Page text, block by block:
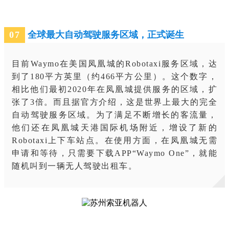
07 全球最大自动驾驶服务区域，正式诞生
目前Waymo在美国凤凰城的Robotaxi服务区域，达
到了180平方英里（约466平方公里）。这个数字，
相比他们最初2020年在凤凰城提供服务的区域，扩
张了3倍。而且据官方介绍，这是世界上最大的完全
自动驾驶服务区域。为了满足不断增长的客流量，
他们还在凤凰城天港国际机场附近，增设了新的
Robotaxi上下车站点。在使用方面，在凤凰城无需
申请和等待，只需要下载APP“Waymo One”，就能
随机叫到一辆无人驾驶出租车。